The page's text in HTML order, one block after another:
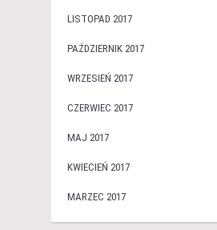
LISTOPAD 2017
PAŹDZIERNIK 2017
WRZESIEŃ 2017
CZERWIEC 2017
MAJ 2017
KWIECIEŃ 2017
MARZEC 2017